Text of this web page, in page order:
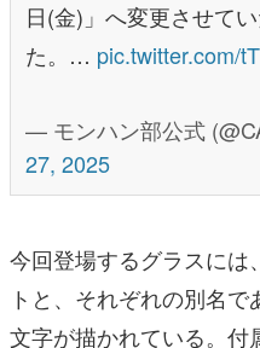
日(金)」へ変更させて
た。… pic.twitter.com/
— モンハン部公式
27, 2025
今回登場するグラスには
トと、それぞれの別名
文字が描かれている。付